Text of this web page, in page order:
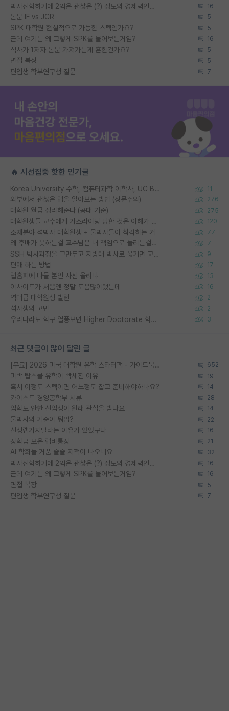
박사진학하기에 2억은 괜찮은 (?) 정도의 경제력인가요 16
논문 IF vs JCR 5
SPK 대학원 현실적으로 가능한 스펙인가요? 5
근데 여기는 왜 그렇게 SPK를 물어보는거임? 16
석사가 1저자 논문 가져가는게 흔한건가요? 5
면접 복장 5
편입생 학부연구생 질문 7
🔥 시선집중 핫한 인기글
Korea University 수학, 컴퓨터과학 이학사, UC Berkeley 산업공학 대학원 공학박사가 되는 것은 쉽지 않겠죠? 11
외부에서 괜찮은 랩을 알아보는 방법 (장문주의) 276
대학원 월급 정리해준다 (공대 기준) 275
대학원생들 교수에게 가스라이팅 당한 것은 이해가 갑니다. 안타깝네요. 120
소재분야 석박사 대학원생 + 물박사들이 착각하는 거 77
왜 후배가 못하는걸 교수님은 내 책임으로 돌리는걸까요? 7
SSH 박사과정을 그만두고 지방대 박사로 옮기면 교수의 꿈은 끝일까요? 9
편애 하는 방법 17
랩홈피에 다들 본인 사진 올리냐 13
이사이트가 처음엔 정말 도움많이됐는데 16
역대급 대학원생 빌런 2
석사생의 고민 2
우리나라도 학구 열풍보면 Higher Doctorate 학위가 필요하다고 봅니다. 3
최근 댓글이 많이 달린 글
[무료] 2026 미국 대학원 유학 스타터팩 - 가이드북 & 합격자 컨택메일 템플릿 652
미박 탑스쿨 유학이 빡세진 이유 19
혹시 이정도 스펙이면 어느정도 잡고 준비해야하나요? 14
카이스트 경영공학부 서류 28
입학도 안한 신입생이 원래 관심을 받나요 14
물박사의 기준이 뭐임? 22
신생랩가지말라는 이유가 있었구나 16
장학금 모은 랩비통장 21
AI 학회들 거품 슬슬 지적이 나오네요 32
박사진학하기에 2억은 괜찮은 (?) 정도의 경제력인가요 16
근데 여기는 왜 그렇게 SPK를 물어보는거임? 16
면접 복장 5
편입생 학부연구생 질문 7